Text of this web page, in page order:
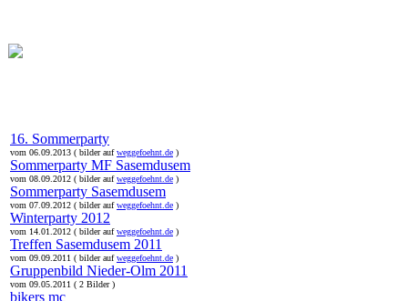
16. Sommerparty
vom 06.09.2013 ( bilder aufweggefoehnt.de )
Sommerparty MF Sasemdusem
vom 08.09.2012 ( bilder aufweggefoehnt.de )
Sommerparty Sasemdusem
vom 07.09.2012 ( bilder aufweggefoehnt.de )
Winterparty 2012
vom 14.01.2012 ( bilder aufweggefoehnt.de )
Treffen Sasemdusem 2011
vom 09.09.2011 ( bilder aufweggefoehnt.de )
Gruppenbild Nieder-Olm 2011
vom 09.05.2011 ( 2 Bilder )
bikers mc